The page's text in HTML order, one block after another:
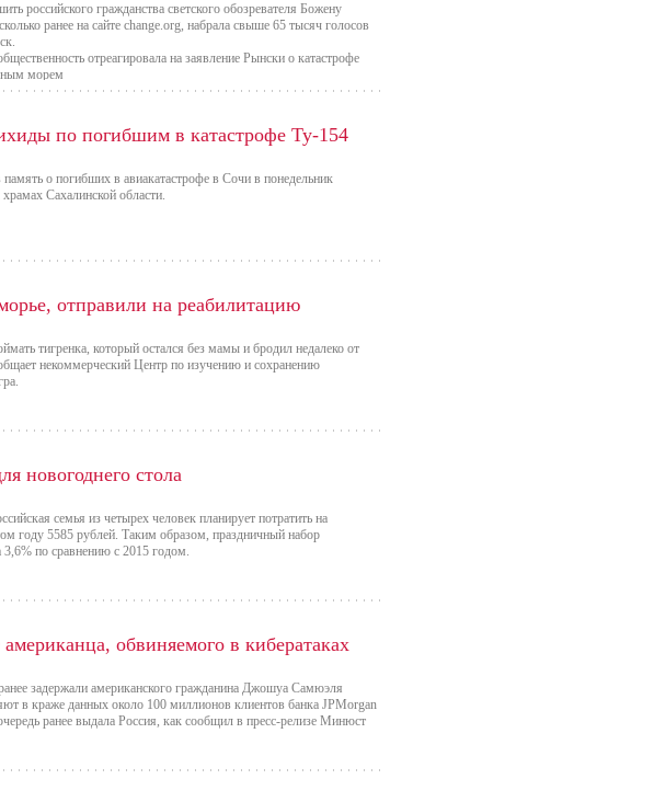
российского гражданства светского обозревателя Божену
ранее на сайте change.org, набрала свыше 65 тысяч голосов
отреагировала на заявление Рынски о катастрофе
морем
по погибшим в катастрофе Ту-154
о погибших в авиакатастрофе в Сочи в понедельник
Сахалинской области.
отправили на реабилитацию
тигренка, который остался без мамы и бродил недалеко от
некоммерческий Центр по изучению и сохранению
новогоднего стола
семья из четырех человек планирует потратить на
году 5585 рублей. Таким образом, праздничный набор
по сравнению с 2015 годом.
обвиняемого в кибератаках
задержали американского гражданина Джошуа Самюэля
в краже данных около 100 миллионов клиентов банка JPMorgan
ранее выдала Россия, как сообщил в пресс-релизе Минюст